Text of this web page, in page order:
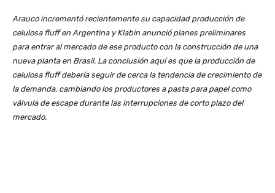
Arauco incrementó recientemente su capacidad producción de
celulosa fluff en Argentina y Klabin anunció planes preliminares
para entrar al mercado de ese producto con la construcción de una
nueva planta en Brasil. La conclusión aquí es que la producción de
celulosa fluff debería seguir de cerca la tendencia de crecimiento de
la demanda, cambiando los productores a pasta para papel como
válvula de escape durante las interrupciones de corto plazo del
mercado.